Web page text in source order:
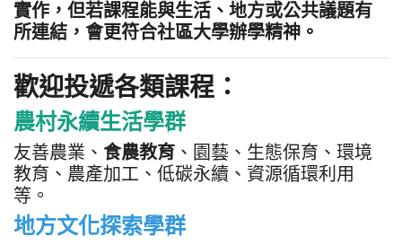
實作，但若課程能與生活、地方或公共議題有
所連結，會更符合社區大學辦學精神。
歡迎投遞各類課程：
農村永續生活學群
友善農業、 食農教育 、園藝、生態保育、環境
教育、農產加工、低碳永續、資源循環利用
等。
地方文化探索學群